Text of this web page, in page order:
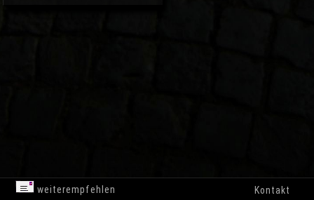
weiterempfehlen Kontakt